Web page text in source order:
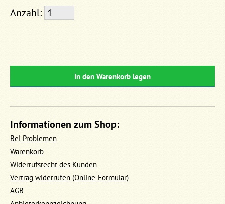
Anzahl:
In den Warenkorb legen
Informationen zum Shop:
Bei Problemen
Warenkorb
Widerrufsrecht des Kunden
Vertrag widerrufen (Online-Formular)
AGB